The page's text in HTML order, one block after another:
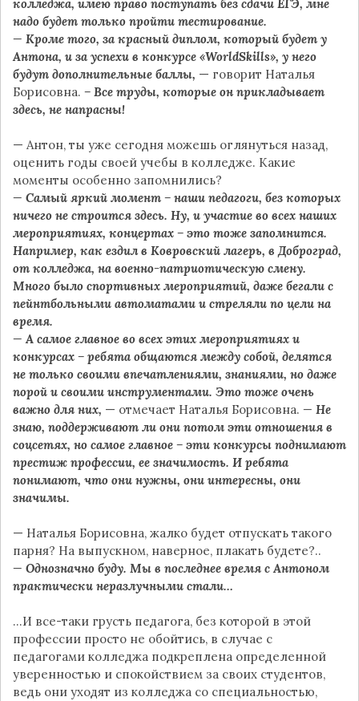
колледжа, имею право поступать без сдачи ЕГЭ, мне
надо будет только пройти тестирование.
— Кроме того, за красный диплом, который будет у
Антона, и за успехи в конкурсе «WorldSkills», у него
будут дополнительные баллы, — говорит Наталья
Борисовна. – Все труды, которые он прикладывает
здесь, не напрасны!
— Антон, ты уже сегодня можешь оглянуться назад,
оценить годы своей учебы в колледже. Какие
моменты особенно запомнились?
— Самый яркий момент – наши педагоги, без которых
ничего не строится здесь. Ну, и участие во всех наших
мероприятиях, концертах – это тоже запомнится.
Например, как ездил в Ковровский лагерь, в Доброград,
от колледжа, на военно-патриотическую смену.
Много было спортивных мероприятий, даже бегали с
пейнтбольными автоматами и стреляли по цели на
время.
— А самое главное во всех этих мероприятиях и
конкурсах – ребята общаются между собой, делятся
не только своими впечатлениями, знаниями, но даже
порой и своими инструментами. Это тоже очень
важно для них, — отмечает Наталья Борисовна. — Не
знаю, поддерживают ли они потом эти отношения в
соцсетях, но самое главное – эти конкурсы поднимают
престиж профессии, ее значимость. И ребята
понимают, что они нужны, они интересны, они
значимы.
— Наталья Борисовна, жалко будет отпускать такого
парня? На выпускном, наверное, плакать будете?..
— Однозначно буду. Мы в последнее время с Антоном
практически неразлучными стали…
…И все-таки грусть педагога, без которой в этой
профессии просто не обойтись, в случае с
педагогами колледжа подкреплена определенной
уверенностью и спокойствием за своих студентов,
ведь они уходят из колледжа со специальностью,